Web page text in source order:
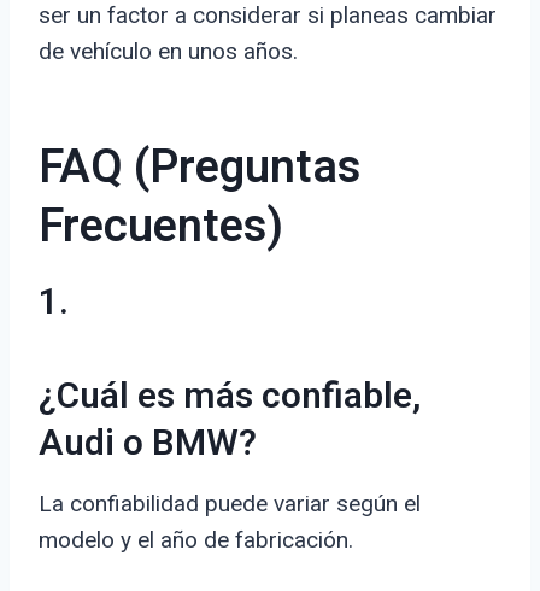
ser un factor a considerar si planeas cambiar
de vehículo en unos años.
FAQ (Preguntas
Frecuentes)
1.
¿Cuál es más confiable,
Audi o BMW?
La confiabilidad puede variar según el
modelo y el año de fabricación.